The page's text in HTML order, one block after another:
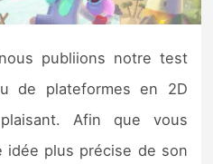
publiions notre test
de plateformes en 2D
Afin que vous
idée plus précise de son